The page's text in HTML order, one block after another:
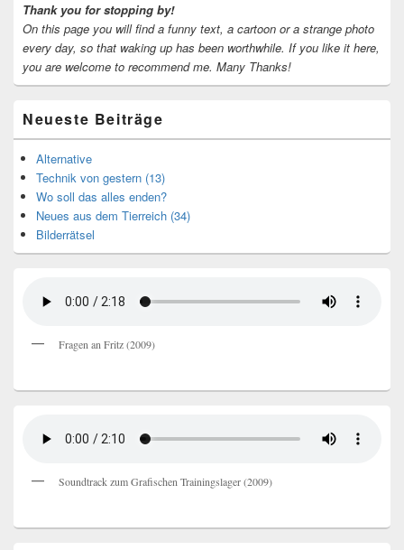
Thank you for stopping by!
On this page you will find a funny text, a cartoon or a strange photo
every day, so that waking up has been worthwhile. If you like it here,
you are welcome to recommend me. Many Thanks!
Neueste Beiträge
Alternative
Technik von gestern (13)
Wo soll das alles enden?
Neues aus dem Tierreich (34)
Bilderrätsel
Fragen an Fritz (2009)
Soundtrack zum Grafischen Trainingslager (2009)